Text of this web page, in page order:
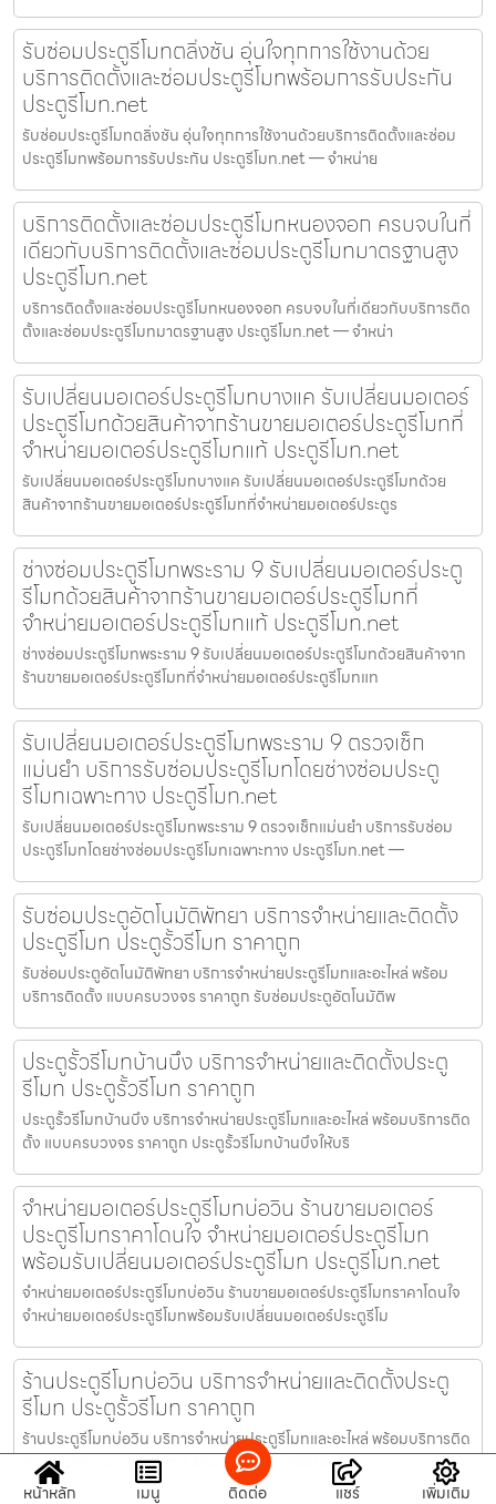
รับซ่อมประตูรีโมทตลิ่งชัน อุ่นใจทุกการใช้งานด้วย
บริการติดตั้งและซ่อมประตูรีโมทพร้อมการรับประกัน
ประตูรีโมท.net
รับซ่อมประตูรีโมทตลิ่งชัน อุ่นใจทุกการใช้งานด้วยบริการติดตั้งและซ่อม
ประตูรีโมทพร้อมการรับประกัน ประตูรีโมท.net — จำหน่าย
บริการติดตั้งและซ่อมประตูรีโมทหนองจอก ครบจบในที่
เดียวกับบริการติดตั้งและซ่อมประตูรีโมทมาตรฐานสูง
ประตูรีโมท.net
บริการติดตั้งและซ่อมประตูรีโมทหนองจอก ครบจบในที่เดียวกับบริการติด
ตั้งและซ่อมประตูรีโมทมาตรฐานสูง ประตูรีโมท.net — จำหน่า
รับเปลี่ยนมอเตอร์ประตูรีโมทบางแค รับเปลี่ยนมอเตอร์
ประตูรีโมทด้วยสินค้าจากร้านขายมอเตอร์ประตูรีโมทที่
จำหน่ายมอเตอร์ประตูรีโมทแท้ ประตูรีโมท.net
รับเปลี่ยนมอเตอร์ประตูรีโมทบางแค รับเปลี่ยนมอเตอร์ประตูรีโมทด้วย
สินค้าจากร้านขายมอเตอร์ประตูรีโมทที่จำหน่ายมอเตอร์ประตูร
ช่างซ่อมประตูรีโมทพระราม 9 รับเปลี่ยนมอเตอร์ประตู
รีโมทด้วยสินค้าจากร้านขายมอเตอร์ประตูรีโมทที่
จำหน่ายมอเตอร์ประตูรีโมทแท้ ประตูรีโมท.net
ช่างซ่อมประตูรีโมทพระราม 9 รับเปลี่ยนมอเตอร์ประตูรีโมทด้วยสินค้าจาก
ร้านขายมอเตอร์ประตูรีโมทที่จำหน่ายมอเตอร์ประตูรีโมทแท
รับเปลี่ยนมอเตอร์ประตูรีโมทพระราม 9 ตรวจเช็ก
แม่นยำ บริการรับซ่อมประตูรีโมทโดยช่างซ่อมประตู
รีโมทเฉพาะทาง ประตูรีโมท.net
รับเปลี่ยนมอเตอร์ประตูรีโมทพระราม 9 ตรวจเช็กแม่นยำ บริการรับซ่อม
ประตูรีโมทโดยช่างซ่อมประตูรีโมทเฉพาะทาง ประตูรีโมท.net —
รับซ่อมประตูอัตโนมัติพัทยา บริการจำหน่ายและติดตั้ง
ประตูรีโมท ประตูรั้วรีโมท ราคาถูก
รับซ่อมประตูอัตโนมัติพัทยา บริการจำหน่ายประตูรีโมทและอะไหล่ พร้อม
บริการติดตั้ง แบบครบวงจร ราคาถูก รับซ่อมประตูอัตโนมัติพ
ประตูรั้วรีโมทบ้านบึง บริการจำหน่ายและติดตั้งประตู
รีโมท ประตูรั้วรีโมท ราคาถูก
ประตูรั้วรีโมทบ้านบึง บริการจำหน่ายประตูรีโมทและอะไหล่ พร้อมบริการติด
ตั้ง แบบครบวงจร ราคาถูก ประตูรั้วรีโมทบ้านบึงให้บริ
จำหน่ายมอเตอร์ประตูรีโมทบ่อวิน ร้านขายมอเตอร์
ประตูรีโมทราคาโดนใจ จำหน่ายมอเตอร์ประตูรีโมท
พร้อมรับเปลี่ยนมอเตอร์ประตูรีโมท ประตูรีโมท.net
จำหน่ายมอเตอร์ประตูรีโมทบ่อวิน ร้านขายมอเตอร์ประตูรีโมทราคาโดนใจ
จำหน่ายมอเตอร์ประตูรีโมทพร้อมรับเปลี่ยนมอเตอร์ประตูรีโม
ร้านประตูรีโมทบ่อวิน บริการจำหน่ายและติดตั้งประตู
รีโมท ประตูรั้วรีโมท ราคาถูก
ร้านประตูรีโมทบ่อวิน บริการจำหน่ายประตูรีโมทและอะไหล่ พร้อมบริการติด
ตั้ง แบบครบวงจร ราคาถูก ร้านประตูรีโมทบ่อวินให้บริกา
หน้าหลัก
เมนู ติดต่อ แชร์ เพิ่มเติม